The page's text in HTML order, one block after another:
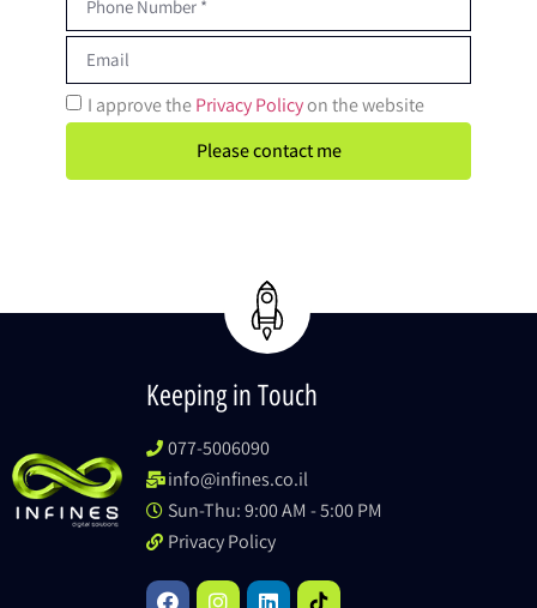
I approve thePrivacy Policyon the website
Please contact me
Keeping in Touch
077-5006090
info@infines.co.il
Sun-Thu: 9:00 AM - 5:00 PM
Privacy Policy